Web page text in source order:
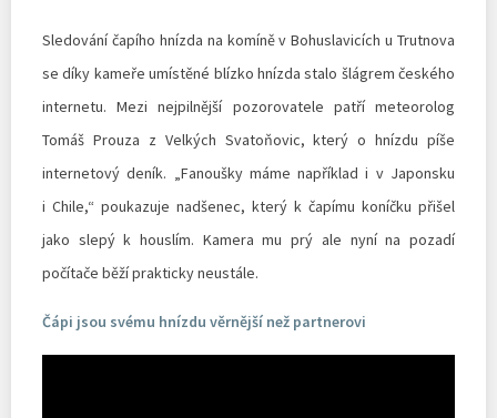
Sledování čapího hnízda na komíně v Bohuslavicích u Trutnova
se díky kameře umístěné blízko hnízda stalo šlágrem českého
internetu. Mezi nejpilnější pozorovatele patří meteorolog
Tomáš Prouza z Velkých Svatoňovic, který o hnízdu píše
internetový deník. „Fanoušky máme například i v Japonsku
i Chile,“ poukazuje nadšenec, který k čapímu koníčku přišel
jako slepý k houslím. Kamera mu prý ale nyní na pozadí
počítače běží prakticky neustále.
Čápi jsou svému hnízdu věrnější než partnerovi